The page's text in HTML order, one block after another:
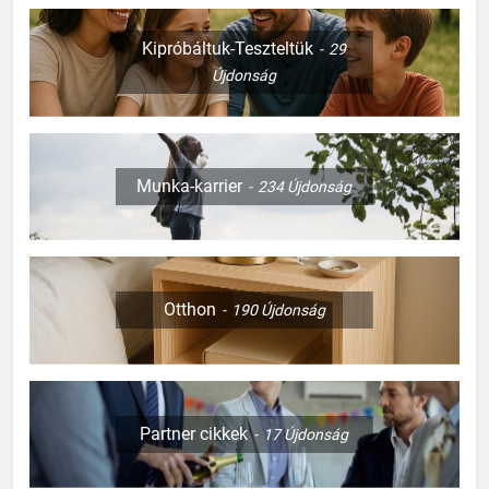
Kipróbáltuk-Teszteltük
29
Újdonság
Munka-karrier 234Újdonság
Otthon 190Újdonság
Partner cikkek 17Újdonság